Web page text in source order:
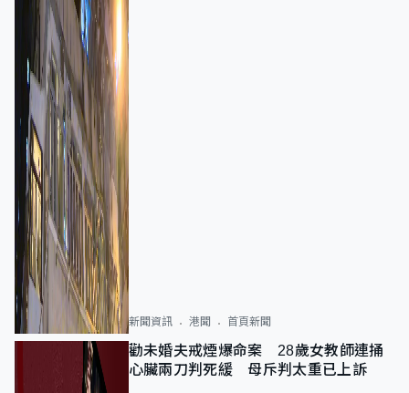
新聞資訊 港聞 首頁新聞
勸未婚夫戒煙爆命案 28歲女教師連捅
心臟兩刀判死緩 母斥判太重已上訴